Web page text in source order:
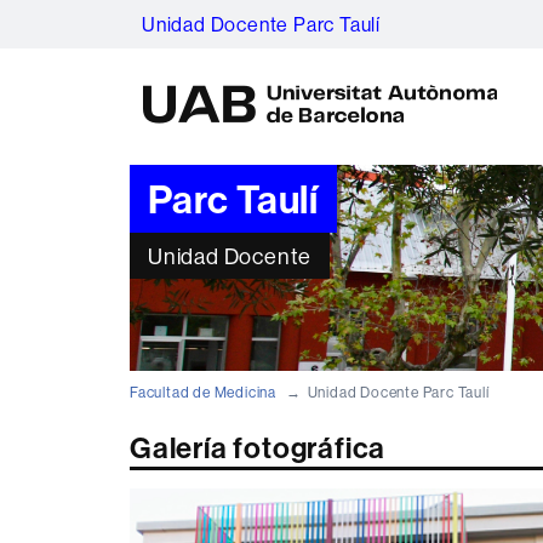
Unidad Docente Parc Taulí
A
Parc Taulí
Unidad Docente
Facultad de Medicina Unidad Docente Parc Taulí
Galería fotográfica
Previous
slide